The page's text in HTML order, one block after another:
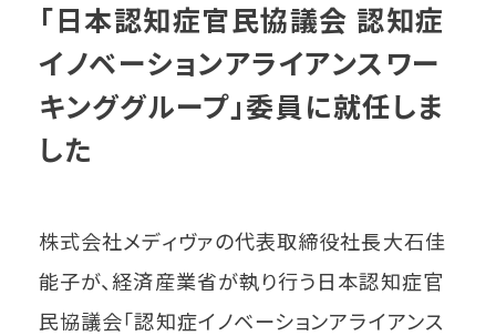
「日本認知症官民協議会 認知症
イノベーションアライアンスワー
キンググループ」委員に就任しま
した
株式会社メディヴァの代表取締役社長大石佳
能子が、経済産業省が執り行う日本認知症官
民協議会「認知症イノベーションアライアンス